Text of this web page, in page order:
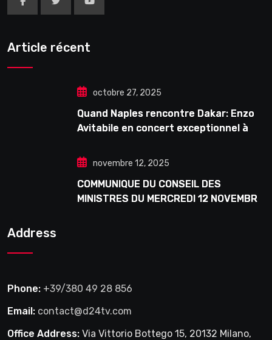
Article récent
octobre 27, 2025
Quand Naples rencontre Dakar: Enzo
Avitabile en concert exceptionnel à
novembre 12, 2025
COMMUNIQUE DU CONSEIL DES
MINISTRES DU MERCREDI 12 NOVEMBRE
Address
Phone: +39/380 49 28 856
Email: contact@d24tv.com
Office Address: Via Vittorio Bottego 15, 20132 Milano,